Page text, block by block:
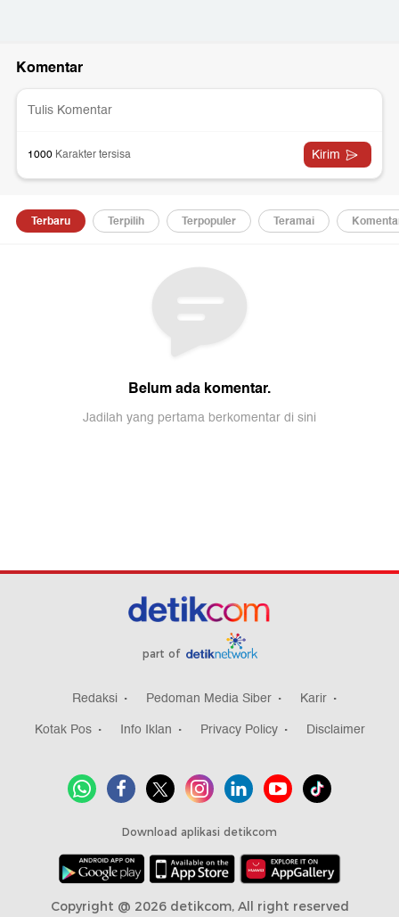
part of
Redaksi Pedoman Media Siber
Karir
Kotak Pos
Info Iklan Privacy Policy Disclaimer
Download aplikasi detikcom
Copyright @ 2026 detikcom, All right reserved